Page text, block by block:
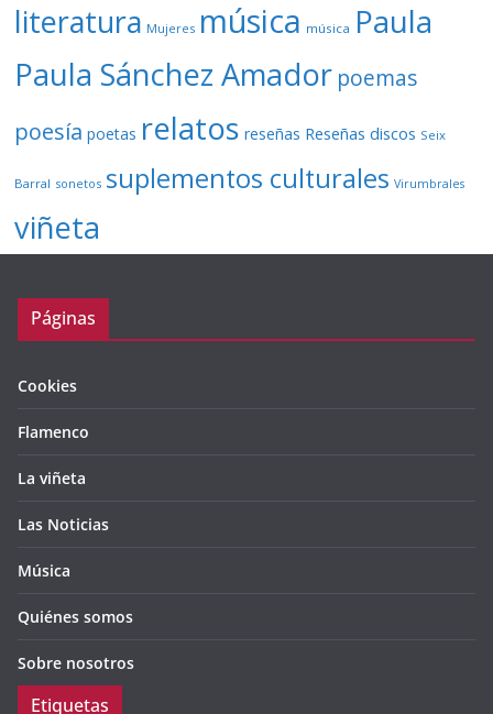
literatura Mujeres música música Paula
Paula Sánchez Amador poemas
poesía poetas relatos reseñas Reseñas discos Seix
Barral sonetos suplementos culturales Virumbrales
viñeta
Páginas
Cookies
Flamenco
La viñeta
Las Noticias
Música
Quiénes somos
Sobre nosotros
Etiquetas